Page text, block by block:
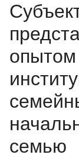
опытом
семью